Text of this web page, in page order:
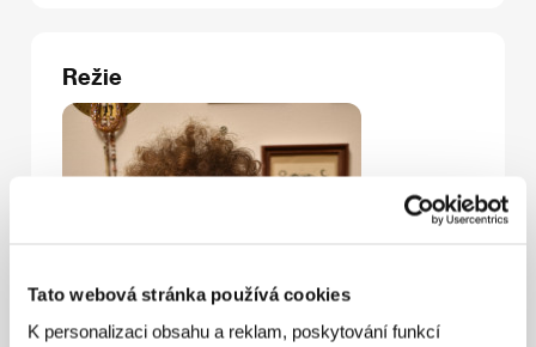
Tato webová stránka používá cookies
K personalizaci obsahu a reklam, poskytování funkcí
Režie